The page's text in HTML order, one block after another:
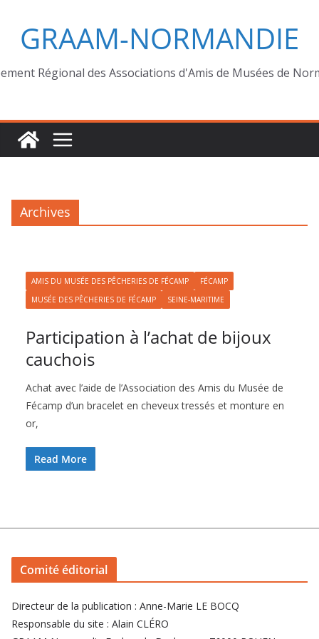
GRAAM-NORMANDIE
Régional des Associations d'Amis de Musées de
Archives
AMIS DU MUSÉE DES PÊCHERIES DE FÉCAMP
FÉCAMP
MUSÉE DES PÊCHERIES DE FÉCAMP
SEINE-MARITIME
Participation à l’achat de bijoux
cauchois
Achat avec l’aide de l’Association des Amis du Musée de
Fécamp d’un bracelet en cheveux tressés et monture en
or,
Read More
Comité éditorial
Directeur de la publication : Anne-Marie LE BOCQ
Responsable du site : Alain CLÉRO